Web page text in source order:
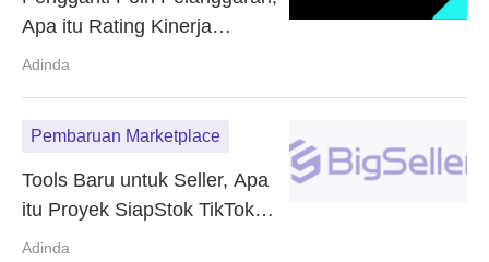
Apa itu Rating Kinerja
Kreator?
Adinda
Pembaruan Marketplace
Tools Baru untuk Seller, Apa
itu Proyek SiapStok TikTok
Shop?
Adinda